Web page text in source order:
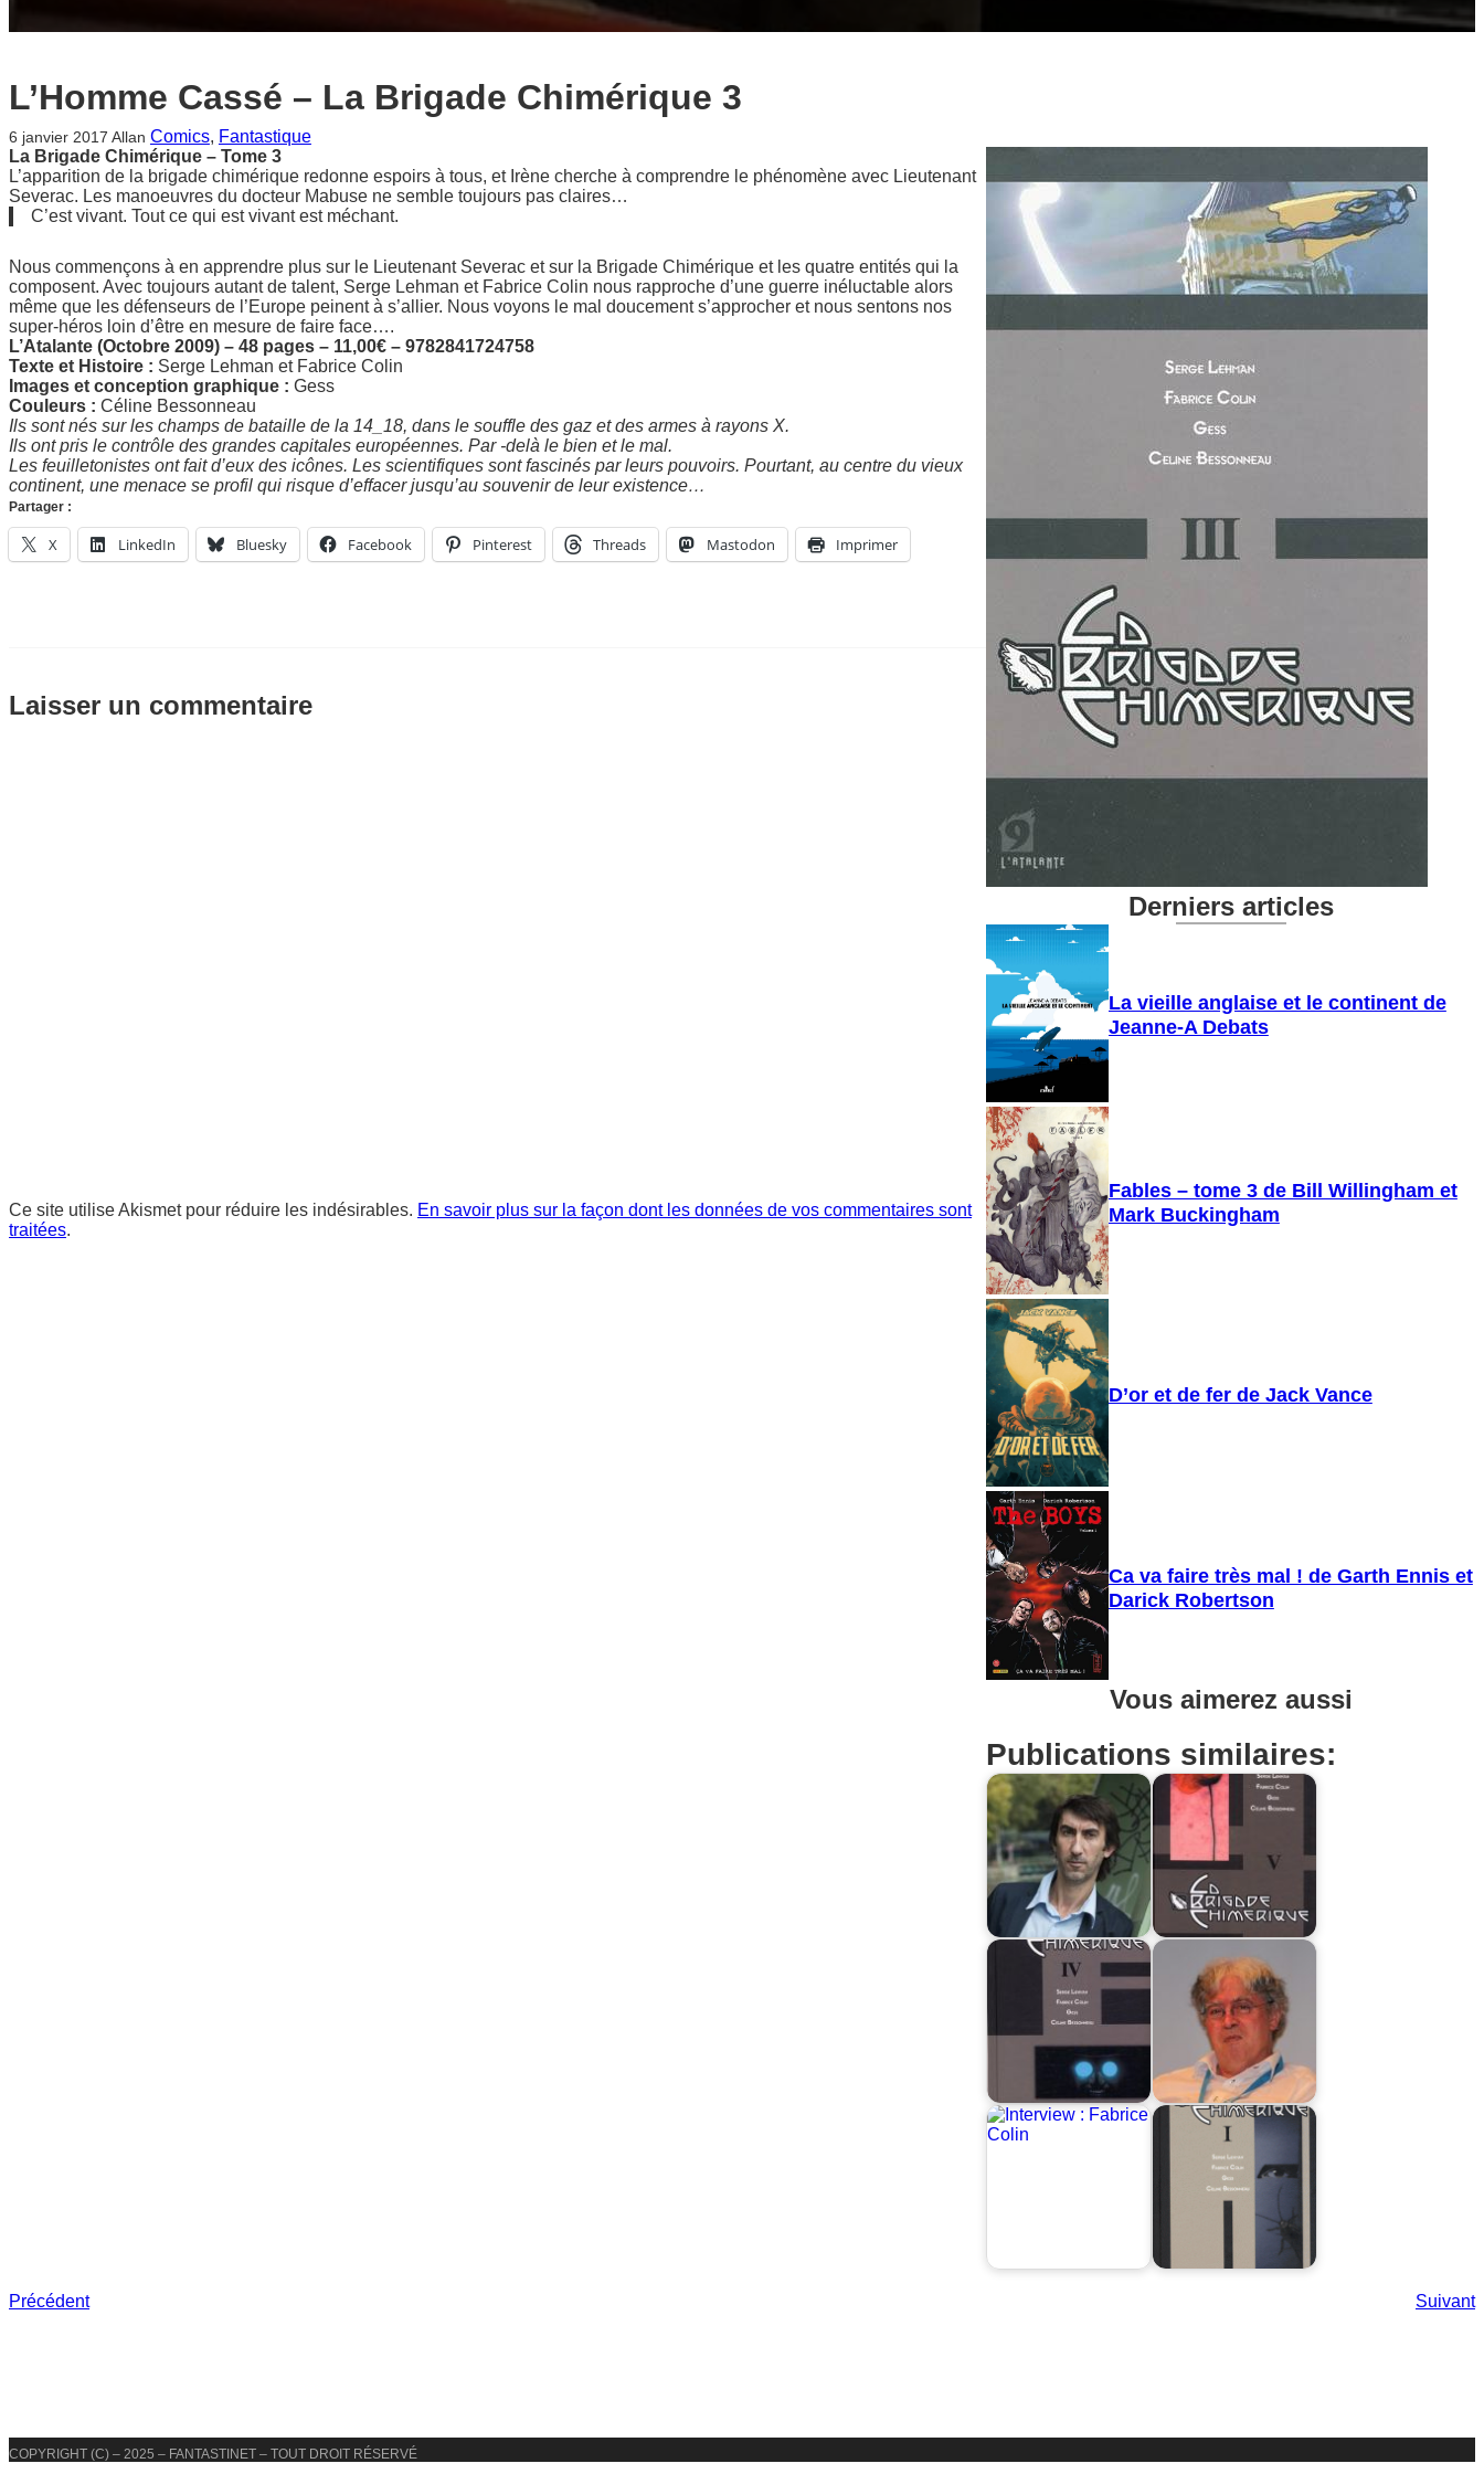
L’Homme Cassé – La Brigade Chimérique 3
6 janvier 2017 Allan Comics, Fantastique
La Brigade Chimérique – Tome 3
L’apparition de la brigade chimérique redonne espoirs à tous, et Irène cherche à comprendre le phénomène avec Lieutenant
Severac. Les manoeuvres du docteur Mabuse ne semble toujours pas claires…
C’est vivant. Tout ce qui est vivant est méchant.
Nous commençons à en apprendre plus sur le Lieutenant Severac et sur la Brigade Chimérique et les quatre entités qui la
composent. Avec toujours autant de talent, Serge Lehman et Fabrice Colin nous rapproche d’une guerre inéluctable alors
même que les défenseurs de l’Europe peinent à s’allier. Nous voyons le mal doucement s’approcher et nous sentons nos
super-héros loin d’être en mesure de faire face….
L’Atalante (Octobre 2009) – 48 pages – 11,00€ – 9782841724758
Texte et Histoire : Serge Lehman et Fabrice Colin
Images et conception graphique : Gess
Couleurs : Céline Bessonneau
Ils sont nés sur les champs de bataille de la 14_18, dans le souffle des gaz et des armes à rayons X.
Ils ont pris le contrôle des grandes capitales européennes. Par -delà le bien et le mal.
Les feuilletonistes ont fait d’eux des icônes. Les scientifiques sont fascinés par leurs pouvoirs. Pourtant, au centre du vieux
continent, une menace se profil qui risque d’effacer jusqu’au souvenir de leur existence…
Partager :
X LinkedIn Bluesky Facebook Pinterest Threads Mastodon Imprimer
Laisser un commentaire
Ce site utilise Akismet pour réduire les indésirables. En savoir plus sur la façon dont les données de vos commentaires sont
traitées.
Derniers articles
La vieille anglaise et le continent de
Jeanne-A Debats
Fables – tome 3 de Bill Willingham et
Mark Buckingham
D’or et de fer de Jack Vance
Ca va faire très mal ! de Garth Ennis et
Darick Robertson
Vous aimerez aussi
Publications similaires:
Précédent Suivant
COPYRIGHT (C) – 2025 – FANTASTINET – TOUT DROIT RÉSERVÉ